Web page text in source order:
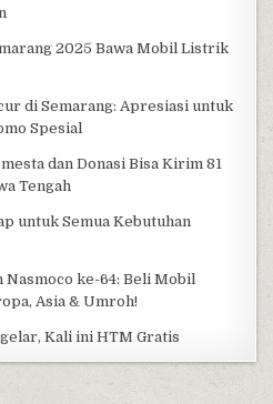
2025 Bawa Mobil Listrik
di Semarang: Apresiasi untuk
Spesial
dan Donasi Bisa Kirim 81
Tengah
untuk Semua Kebutuhan
Nasmoco ke-64: Beli Mobil
Asia & Umroh!
Kali ini HTM Gratis